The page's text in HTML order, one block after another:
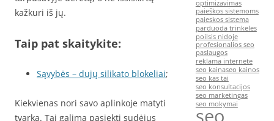
kažkuri iš jų.
Taip pat skaitykite:
Sąvybės – dujų silikato blokeliai;
Kiekvienas nori savo aplinkoje matyti
tvarką. Tai galima pasiekti sudėjus
optimizavimas
paieškos sistemoms
paieskos sistema
parduoda trinkeles
poilsis nidoje
profesionalios seo
paslaugos
reklama internete
seo kainaseo kainos
seo kas tai
seo konsultacijos
seo marketingas
seo mokymai
seo